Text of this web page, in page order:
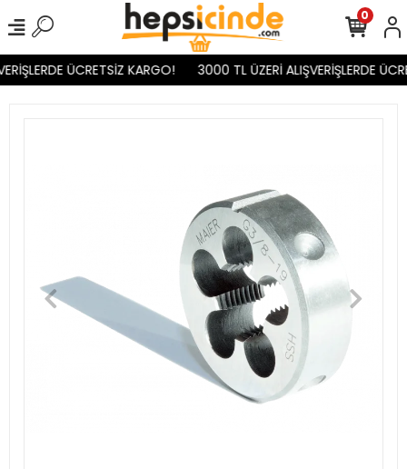
ÜCRETSİZ KARGO! 3000 TL ÜZERİ ALIŞVERİŞLERDE
0